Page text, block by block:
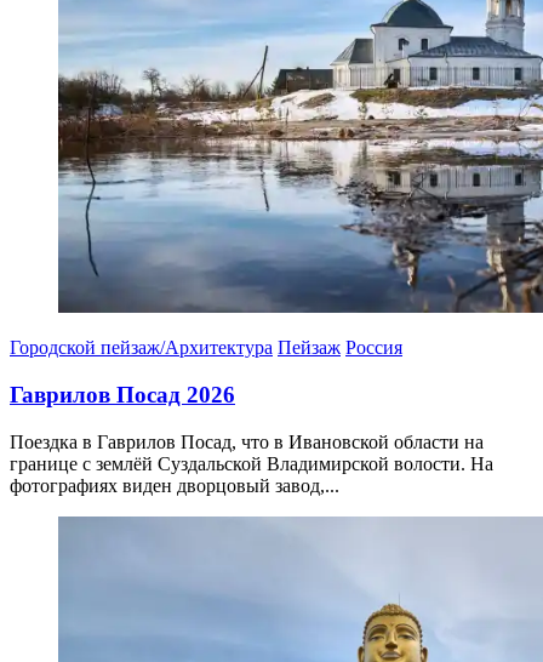
Городской пейзаж/Архитектура Пейзаж Россия
Гаврилов Посад 2026
Поездка в Гаврилов Посад, что в Ивановской области на
границе с землёй Суздальской Владимирской волости. На
фотографиях виден дворцовый завод,...